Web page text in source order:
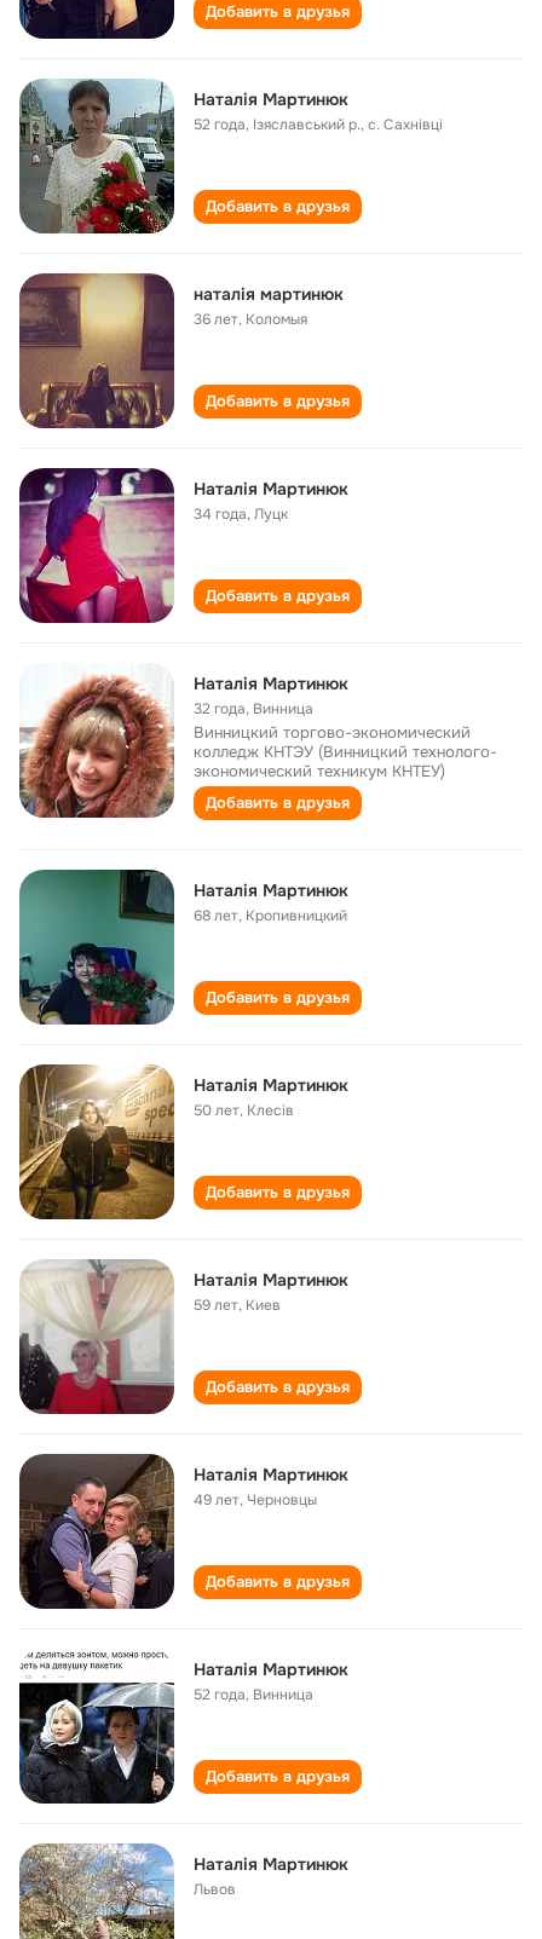
Добавить в друзья
Наталія Мартинюк
52 года, Ізяславський р., с. Сахнівці
Добавить в друзья
наталія мартинюк
36 лет, Коломыя
Добавить в друзья
Наталія Мартинюк
34 года,Луцк
Добавить в друзья
Наталія Мартинюк
32 года, Винница
Винницкий торгово-экономический
колледж КНТЭУ (Винницкий технолого-
экономический техникум КНТЕУ)
Добавить в друзья
Наталія Мартинюк
68 лет, Кропивницкий
Добавить в друзья
Наталія Мартинюк
50 лет, Клесів
Добавить в друзья
Наталія Мартинюк
59 лет, Киев
Добавить в друзья
Наталія Мартинюк
49 лет,Черновцы
Добавить в друзья
Наталія Мартинюк
52 года, Винница
Добавить в друзья
Наталія Мартинюк
Львов